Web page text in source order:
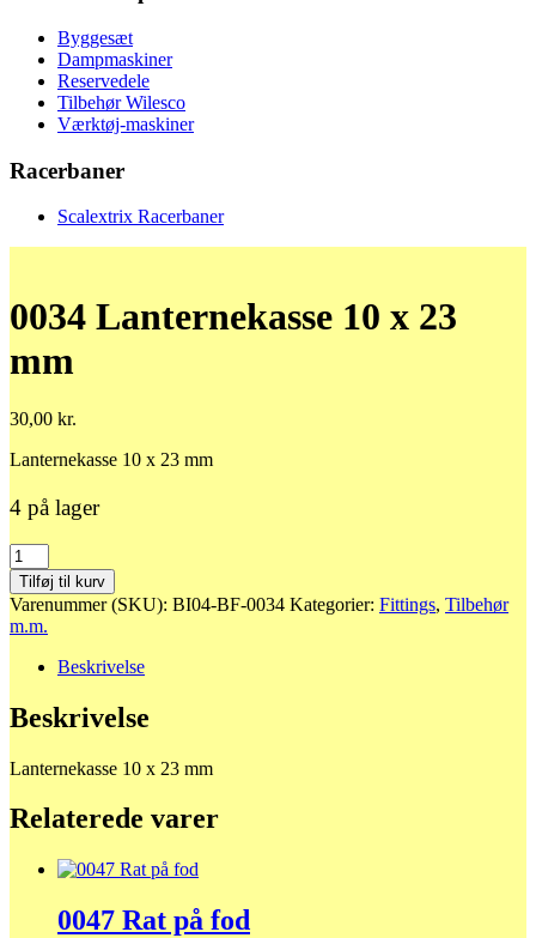
Byggesæt
Dampmaskiner
Reservedele
Tilbehør Wilesco
Værktøj-maskiner
Racerbaner
Scalextrix Racerbaner
0034 Lanternekasse 10 x 23
mm
30,00 kr.
Lanternekasse 10 x 23 mm
4 på lager
0034
Lanternekasse
10
x
23
Tilføj til kurv
Varenummer (SKU): BI04-BF-0034 Kategorier: Fittings, Tilbehør
m.m.
Beskrivelse
Beskrivelse
Lanternekasse 10 x 23 mm
Relaterede varer
0047 Rat på fod